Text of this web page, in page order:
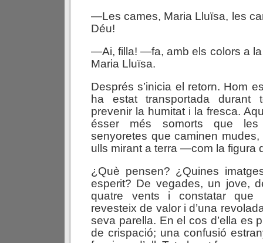
—Les cames, Maria Lluïsa, les
Déu!
—Ai, filla! —fa, amb els colors a
Maria Lluïsa.
Després s’inicia el retorn. Hom
ha estat transportada
prevenir la humitat i la fresca.
ésser més somorts que
senyoretes que caminen
ulls mirant a terra —com la figura
¿Què pensen? ¿Quines
esperit? De vegades, un jove,
quatre vents i constatar
revesteix de valor i d’una
seva parella. En el cos d’ella es
de crispació; una confusió